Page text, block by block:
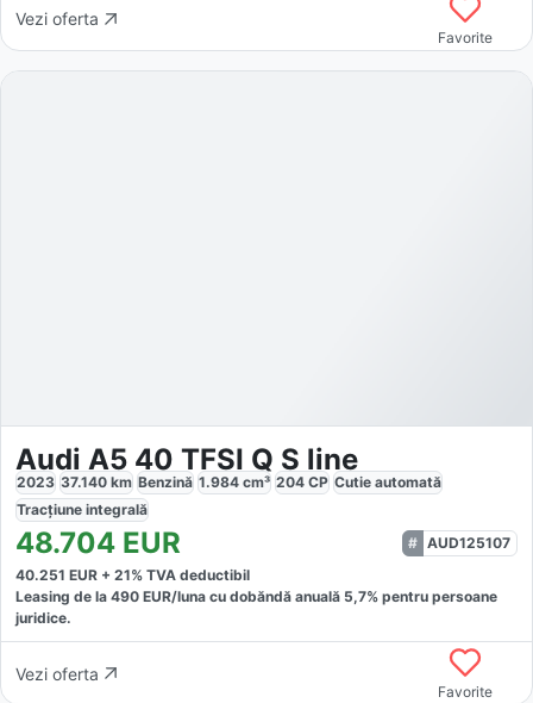
Vezi oferta
Favorite
Audi A5 40 TFSI Q S line
2023 37.140 km Benzină 1.984 cm³ 204 CP Cutie automată
Tracțiune integrală
48.704 EUR
AUD125107
40.251 EUR + 21% TVA deductibil
Leasing de la 490 EUR/luna cu dobăndă anuală 5,7% pentru persoane
juridice.
Vezi oferta
Favorite